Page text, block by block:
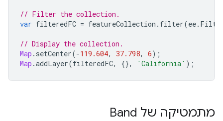
// Filter the collection.
var filteredFC = featureCollection . filter(ee.
// Display the collection.
Map . setCenter(-119.604, 37.798, 6);
Map .addLayer(filteredFC, {}, 'California' );
מתמטיקה של Band